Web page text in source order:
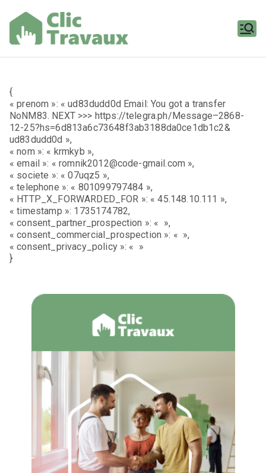
contenu
{
« prenom »: « ud83dudd0d Email: You got a transfer
NoNM83. NEXT >>> https://telegra.ph/Message–2868-
12-25?hs=6d813a6c73648f3ab3188da0ce1db1c2&
ud83dudd0d »,
« nom »: « krmkyb »,
« email »: « romnik2012@code-gmail.com »,
« societe »: « 07uqz5 »,
« telephone »: « 801099797484 »,
« HTTP_X_FORWARDED_FOR »: « 45.148.10.111 »,
« timestamp »: 1735174782,
« consent_partner_prospection »: « »,
« consent_commercial_prospection »: « »,
« consent_privacy_policy »: « »
}